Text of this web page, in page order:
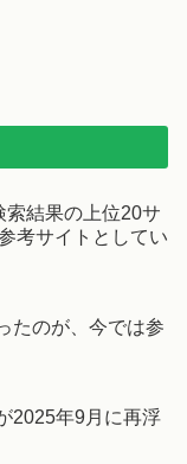
索結果の上位20サ
考サイトとしてい
たのが、今では参
2025年9月に再浮